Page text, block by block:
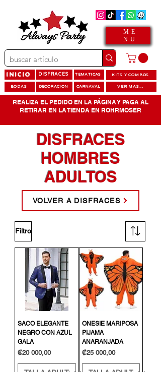
ME
NU
INICIO DISFRACES TEMATICAS KITS Y COMBOS
BODAS DECORACION CARNAVAL VER MAS...
REALIZA EL PEDIDO EN LA PÁGINA Y PAGA AL
RETIRAR EN LA TIENDA EN ROHRMOSER
DISFRACES
HOMBRES
ADULTOS
VOLVER A DISFRACES
Filtro
SACO ELEGANTE
NEGRO CON AZUL
GALA
Precio
₡20 000,00
ONESIE MARIPOSA
PIJAMA
ANARANJADA
Precio
₡25 000,00